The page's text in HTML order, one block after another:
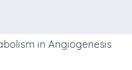
in Angiogenesis